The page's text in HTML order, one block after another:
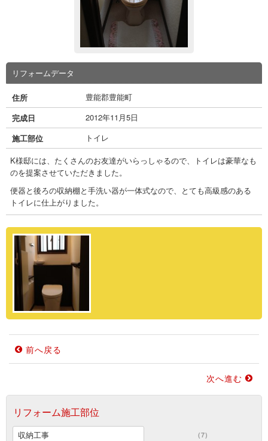
リフォームデータ
住所
豊能郡豊能町
完成日
2012年11月5日
施工部位
トイレ
K様邸には、たくさんのお友達がいらっしゃるので、トイレは豪華なも
のを提案させていただきました。
便器と後ろの収納棚と手洗い器が一体式なので、とても高級感のある
トイレに仕上がりました。
前へ戻る
次へ進む
リフォーム施工部位
収納工事 (7)